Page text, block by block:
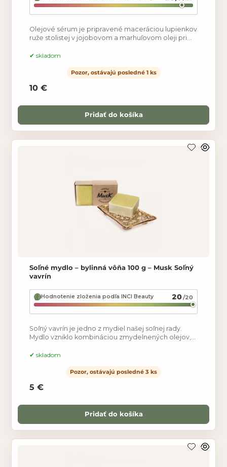
Olejové sérum je pripravené maceráciou lupienkov
ruže stolistej v jojobovom a marhuľovom oleji pri
olej,skladom
Pozor, ostávajú posledné 1 ks
10 €
Pridať do košíka
Soľné mydlo – bylinná vôňa 100 g – Musk Soľný
vavrín
Hodnotenie zloženia podľa INCI Beauty 20/20
Soľný vavrín je jedno z mydiel našej soľnej rady.
Mydlo vzniklo kombináciou zmydelnených olejov,
Kombinácia
skladom
Pozor, ostávajú posledné 3 ks
5 €
Pridať do košíka